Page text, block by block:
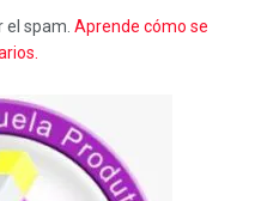
spam. Aprende cómo se